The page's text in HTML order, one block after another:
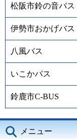
松阪市鈴の音バス
伊勢市おかげバス
八風バス
いこかバス
鈴鹿市C-BUS
メニュー